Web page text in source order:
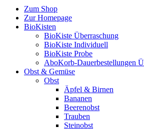
Zum Shop
Zur Homepage
BioKisten
BioKiste Überraschung
BioKiste Individuell
BioKiste Probe
AboKorb-Dauerbestellungen
Obst & Gemüse
Obst
Äpfel & Birnen
Bananen
Beerenobst
Trauben
Steinobst